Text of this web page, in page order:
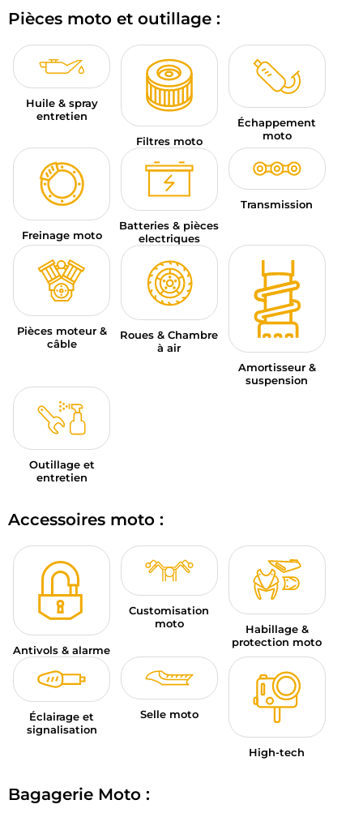
SPORTSWEAR
BONS PLANS ET PROMO
CARTES CADEAUX
— MODIFIER
MARQUES
CONSEILS
NOUS CONTACTER
Pièces moto et outillage :
Huile & spray
entretien
Filtres moto
Échappement
moto
Freinage moto
Batteries & pièces
electriques
Transmission
Pièces moteur &
câble
Roues & Chambre
à air
Amortisseur &
suspension
Outillage et
entretien
Accessoires moto :
Antivols & alarme
Customisation
moto
Habillage &
protection moto
Éclairage et
signalisation
Selle moto
High-tech
Bagagerie Moto :